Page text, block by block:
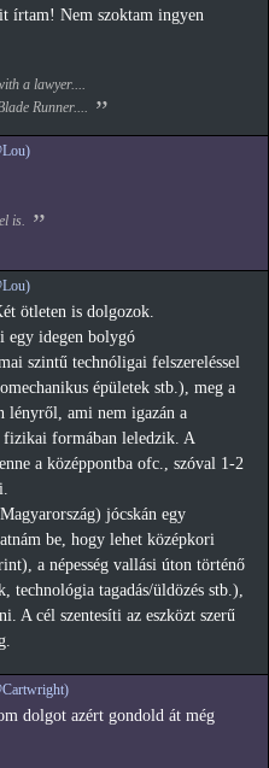
írtam! Nem szoktam ingyen
a lawyer....
Runner....
is.
ötleten is dolgozok.
egy idegen bolygó
szintű technóligai felszereléssel
épületek stb.), meg a
lényről, ami nem igazán a
formában leledzik. A
a középpontba ofc., szóval 1-2
jócskán egy
be, hogy lehet középkori
a népesség vallási úton történő
technológia tagadás/üldözés stb.),
A cél szentesíti az eszközt szerű
dolgot azért gondold át még